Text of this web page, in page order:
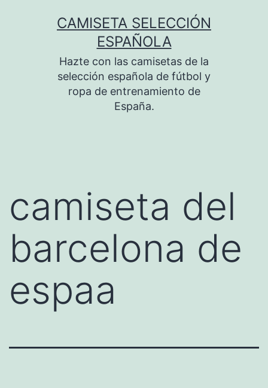
CAMISETA SELECCIÓN
ESPAÑOLA
Hazte con las camisetas de la
selección española de fútbol y
ropa de entrenamiento de
España.
camiseta del
barcelona de
espaa